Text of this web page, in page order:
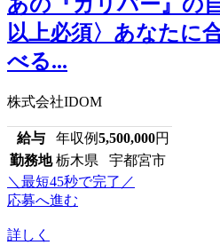
以上必須〉あなたに
べる...
株式会社IDOM
給与 年収例5,500,000円
勤務地 栃木県 宇都宮市
＼最短45秒で完了／
応募へ進む
詳しく